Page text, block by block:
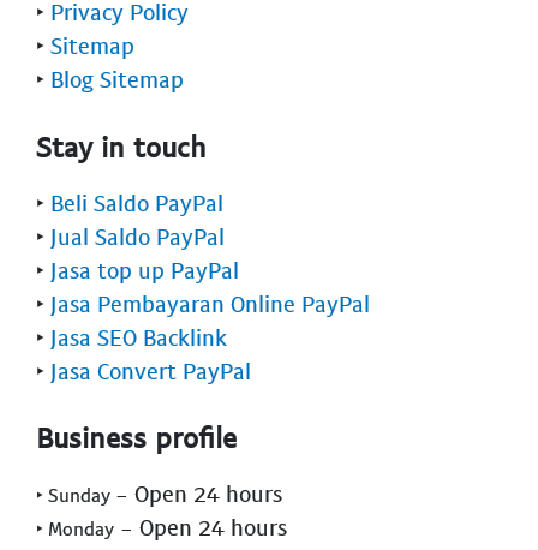
‣ Privacy Policy
‣ Sitemap
‣ Blog Sitemap
Stay in touch
‣ Beli Saldo PayPal
‣ Jual Saldo PayPal
‣ Jasa top up PayPal
‣ Jasa Pembayaran Online PayPal
‣ Jasa SEO Backlink
‣ Jasa Convert PayPal
Business profile
‣ Sunday - Open 24 hours
‣ Monday - Open 24 hours